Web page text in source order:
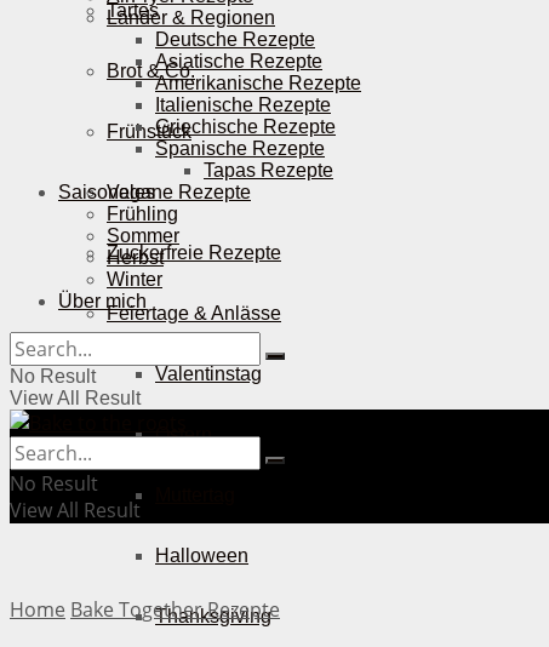
Tartes
Brot & Co.
Frühstück
Vegane Rezepte
Zuckerfreie Rezepte
Feiertage & Anlässe
Valentinstag
Ostern
Halloween
Thanksgiving
Länder & Regionen
Deutsche Rezepte
Asiatische Rezepte
Amerikanische Rezepte
Italienische Rezepte
Griechische Rezepte
Spanische Rezepte
Tapas Rezepte
Saisonales
Frühling
Sommer
Herbst
Winter
Über mich
No Result
View All Result
No Result
View All Result
Home Bake Together Rezepte